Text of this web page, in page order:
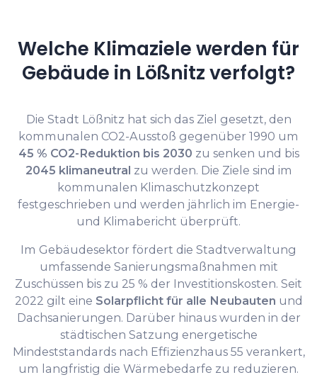
Welche Klimaziele werden für
Gebäude in Lößnitz verfolgt?
Die Stadt Lößnitz hat sich das Ziel gesetzt, den
kommunalen CO2-Ausstoß gegenüber 1990 um
45 % CO2-Reduktion bis 2030 zu senken und bis
2045 klimaneutral zu werden. Die Ziele sind im
kommunalen Klimaschutzkonzept
festgeschrieben und werden jährlich im Energie-
und Klimabericht überprüft.
Im Gebäudesektor fördert die Stadtverwaltung
umfassende Sanierungsmaßnahmen mit
Zuschüssen bis zu 25 % der Investitionskosten. Seit
2022 gilt eine Solarpflicht für alle Neubauten und
Dachsanierungen. Darüber hinaus wurden in der
städtischen Satzung energetische
Mindeststandards nach Effizienzhaus 55 verankert,
um langfristig die Wärmebedarfe zu reduzieren.